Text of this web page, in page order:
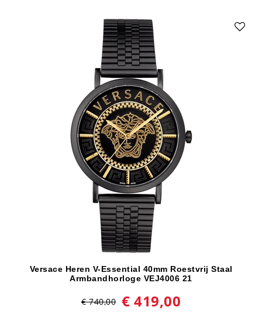
Versace Heren V-Essential 40mm Roestvrij Staal
Armbandhorloge VEJ4006 21
€ 740,00 € 419,00